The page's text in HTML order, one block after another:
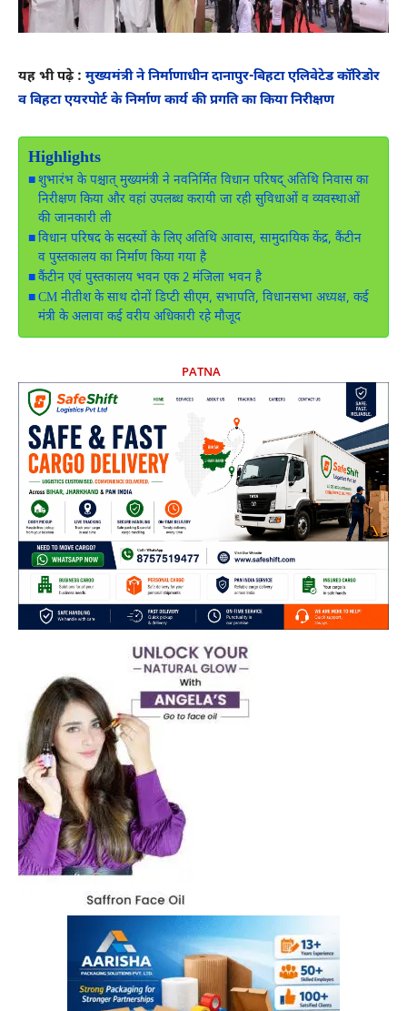
यह भी पढ़े : मुख्यमंत्री ने निर्माणाधीन दानापुर-बिहटा एलिवेटेड कॉरिडोर
व बिहटा एयरपोर्ट के निर्माण कार्य की प्रगति का किया निरीक्षण
Highlights
शुभारंभ के पश्चात् मुख्यमंत्री ने नवनिर्मित विधान परिषद् अतिथि निवास का
निरीक्षण किया और वहां उपलब्ध करायी जा रही सुविधाओं व व्यवस्थाओं
की जानकारी ली
विधान परिषद के सदस्यों के लिए अतिथि आवास, सामुदायिक केंद्र, कैंटीन
व पुस्तकालय का निर्माण किया गया है
कैंटीन एवं पुस्तकालय भवन एक 2 मंजिला भवन है
CM नीतीश के साथ दोनों डिप्टी सीएम, सभापति, विधानसभा अध्यक्ष, कई
मंत्री के अलावा कई वरीय अधिकारी रहे मौजूद
PATNA